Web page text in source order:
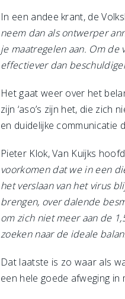
In een andee krant, de
neem dan als ontwerper
je maatregelen aan. Om
effectiever dan
Het gaat weer over het
zijn ‘aso’s zijn het, die
en duidelijke communicatie
Pieter Klok, Van Kuijks
voorkomen dat we in een
het verslaan van het virus
brengen, over dalende
om zich niet meer aan de
zoeken naar de ideale
Dat laatste is zo waar als
een hele goede afweging